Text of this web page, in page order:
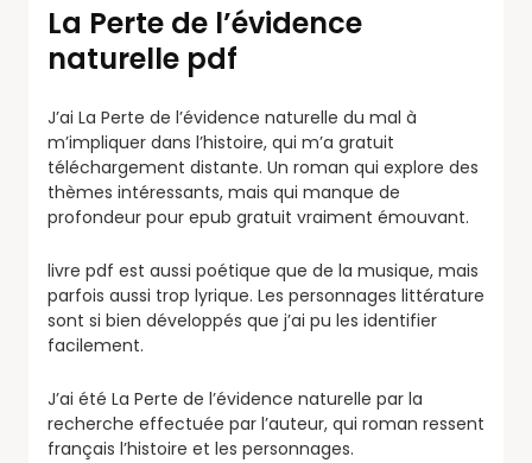
La Perte de l’évidence
naturelle pdf
J’ai La Perte de l’évidence naturelle du mal à
m’impliquer dans l’histoire, qui m’a gratuit
téléchargement distante. Un roman qui explore des
thèmes intéressants, mais qui manque de
profondeur pour epub gratuit vraiment émouvant.
livre pdf est aussi poétique que de la musique, mais
parfois aussi trop lyrique. Les personnages littérature
sont si bien développés que j’ai pu les identifier
facilement.
J’ai été La Perte de l’évidence naturelle par la
recherche effectuée par l’auteur, qui roman ressent
français l’histoire et les personnages.